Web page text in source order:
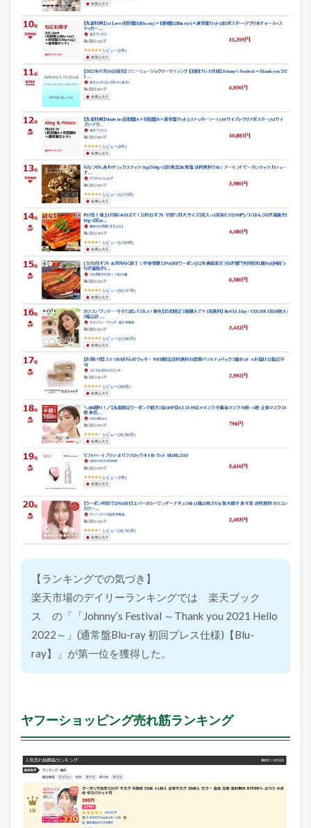
【ランキングでの気づき】
楽天市場のデイリーランキングでは 楽天ブック
ス の「「Johnny’s Festival ～Thank you 2021 Hello
2022～」(通常盤Blu-ray 初回プレス仕様)【Blu-
ray】」が第一位を獲得した。
ヤフーショッピング売れ筋ランキング